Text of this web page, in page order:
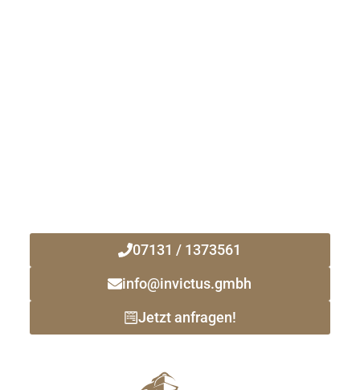
07131 / 1373561
info@invictus.gmbh
Jetzt anfragen!